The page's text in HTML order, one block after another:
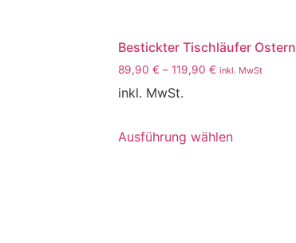
Bestickter Tischläufer Ostern
89,90 € – 119,90 € inkl. MwSt
inkl. MwSt.
Ausführung wählen